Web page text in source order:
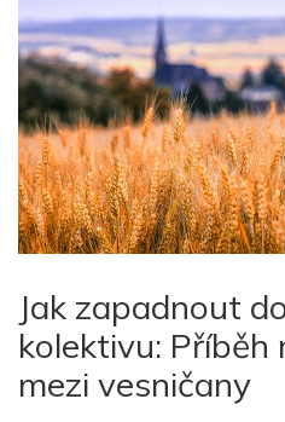
Jak zapadnout
kolektivu: Příběh
mezi vesničany